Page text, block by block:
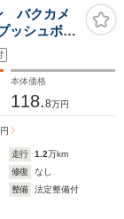
バクカメ
シュボタ
センサ
アコン
本体価格
118.8万円
円
走行 1.2万km
修復
なし
整備
法定整備付